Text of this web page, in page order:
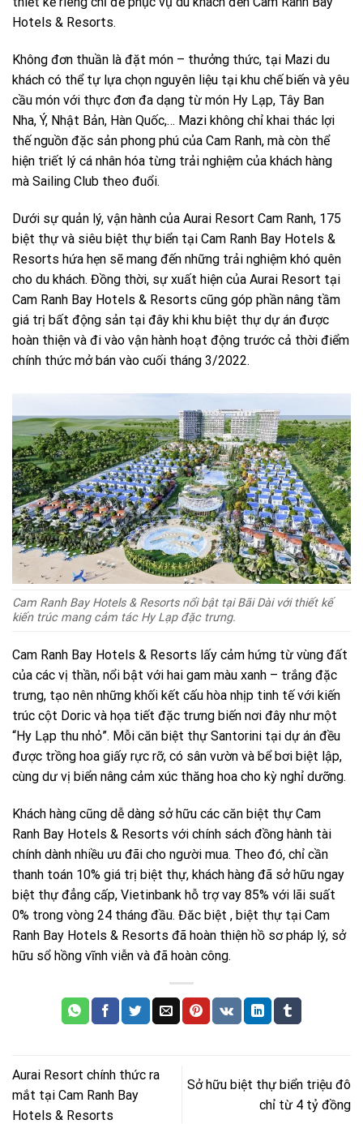
Hotels & Resorts.
Không đơn thuần là đặt món – thưởng thức, tại Mazi du
khách có thể tự lựa chọn nguyên liệu tại khu chế biến và yêu
cầu món với thực đơn đa dạng từ món Hy Lạp, Tây Ban
Nha, Ý, Nhật Bản, Hàn Quốc,… Mazi không chỉ khai thác lợi
thế nguồn đặc sản phong phú của Cam Ranh, mà còn thể
hiện triết lý cá nhân hóa từng trải nghiệm của khách hàng
mà Sailing Club theo đuổi.
Dưới sự quản lý, vận hành của Aurai Resort Cam Ranh, 175
biệt thự và siêu biệt thự biển tại Cam Ranh Bay Hotels &
Resorts hứa hẹn sẽ mang đến những trải nghiệm khó quên
cho du khách. Đồng thời, sự xuất hiện của Aurai Resort tại
Cam Ranh Bay Hotels & Resorts cũng góp phần nâng tầm
giá trị bất động sản tại đây khi khu biệt thự dự án được
hoàn thiện và đi vào vận hành hoạt động trước cả thời điểm
chính thức mở bán vào cuối tháng 3/2022.
Cam Ranh Bay Hotels & Resorts nổi bật tại Bãi Dài với thiết kế
kiến trúc mang cảm tác Hy Lạp đặc trưng.
Cam Ranh Bay Hotels & Resorts lấy cảm hứng từ vùng đất
của các vị thần, nổi bật với hai gam màu xanh – trắng đặc
trưng, tạo nên những khối kết cấu hòa nhịp tinh tế với kiến
trúc cột Doric và họa tiết đặc trưng biến nơi đây như một
“Hy Lạp thu nhỏ”. Mỗi căn biệt thự Santorini tại dự án đều
được trồng hoa giấy rực rỡ, có sân vườn và bể bơi biệt lập,
cùng dư vị biển nâng cảm xúc thăng hoa cho kỳ nghỉ dưỡng.
Khách hàng cũng dễ dàng sở hữu các căn biệt thự Cam
Ranh Bay Hotels & Resorts với chính sách đồng hành tài
chính dành nhiều ưu đãi cho người mua. Theo đó, chỉ cần
thanh toán 10% giá trị biệt thự, khách hàng đã sở hữu ngay
biệt thự đẳng cấp, Vietinbank hỗ trợ vay 85% với lãi suất
0% trong vòng 24 tháng đầu. Đăc biệt , biệt thự tại Cam
Ranh Bay Hotels & Resorts đã hoàn thiện hồ sơ pháp lý, sở
hữu sổ hồng vĩnh viễn và đã hoàn công.
Aurai Resort chính thức ra
mắt tại Cam Ranh Bay
Hotels & Resorts
Sở hữu biệt thự biển triệu đô
chỉ từ 4 tỷ đồng